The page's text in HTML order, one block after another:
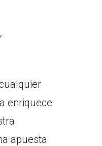
enriquece
apuesta